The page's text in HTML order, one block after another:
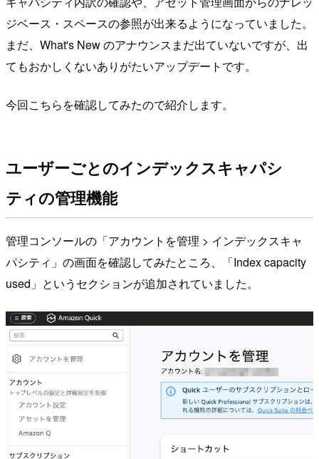
ジベース・スペースの参照が出来るようになっていました。
まだ、What's New のアナウンスまだ出ていないですが、出
てもおかしくないありがたいアップデートです。
今回こちらを確認してみたので紹介します。
ユーザーごとのインデックスキャパシ
ティの管理機能
管理コンソールの「アカウントを管理 > インデックスキャ
パシティ」の画面を確認してみたところ、「Index capacity
used」というセクションが追加されていました。